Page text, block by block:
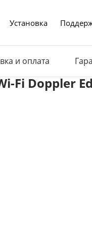
Установка
и оплата
Fi Doppler